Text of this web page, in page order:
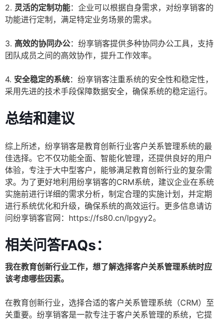
2. 灵活的定制功能：企业可以根据自身需求，对纷享销客的
功能进行定制，满足特定业务场景的需求。
3. 高效的协同办公：纷享销客提供多种协同办公工具，支持
团队成员之间的高效协作，提升工作效率。
4. 安全稳定的系统：纷享销客注重系统的安全性和稳定性，
采用先进的技术手段保障数据安全，确保系统的稳定运行。
总结和建议
综上所述，纷享销客是教育创新行业客户关系管理系统的最
佳选择。它不仅功能全面、智能化管理，还提供良好的用户
体验，专注于大中型客户，能够满足教育创新行业的复杂需
求。为了更好地利用纷享销客的CRM系统，建议企业在系统
实施前进行详细的需求分析，制定合理的实施计划，并定期
进行系统优化和升级，确保系统的高效运行。更多信息请访
问纷享销客官网：https://fs80.cn/lpgyy2。
相关问答FAQs：
我在教育创新行业工作，想了解选择客户关系管理系统时应
该考虑哪些因素。
在教育创新行业，选择合适的客户关系管理系统（CRM）至
关重要。纷享销客是一款专注于客户关系管理的系统，它提